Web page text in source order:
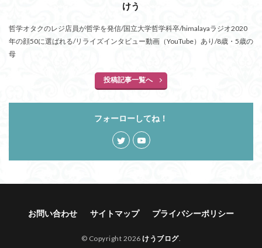
けう
哲学オタクのレジ店員が哲学を発信/国立大学哲学科卒/himalayaラジオ2020
年の顔50に選ばれる/リライズインタビュー動画（YouTube）あり/8歳・5歳の
母
投稿記事一覧へ
フォーローしてね！
お問い合わせ サイトマップ プライバシーポリシー
© Copyright 2026 けうブログ.